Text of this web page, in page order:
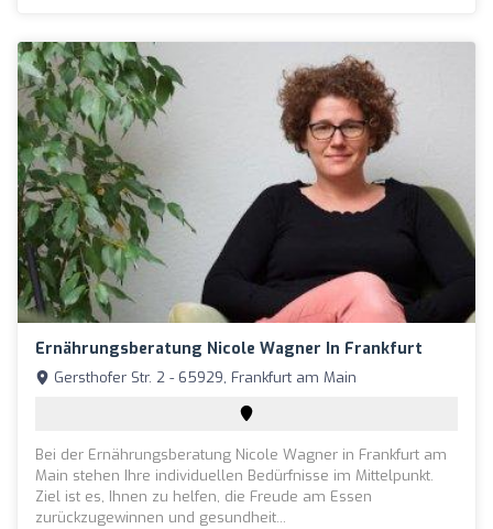
Ernährungsberatung Nicole Wagner In Frankfurt
Gersthofer Str. 2 - 65929, Frankfurt am Main
Bei der Ernährungsberatung Nicole Wagner in Frankfurt am
Main stehen Ihre individuellen Bedürfnisse im Mittelpunkt.
Ziel ist es, Ihnen zu helfen, die Freude am Essen
zurückzugewinnen und gesundheit...